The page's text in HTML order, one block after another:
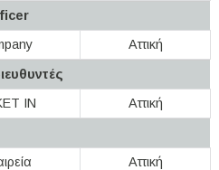
Αττική
IN
Αττική
Αττική